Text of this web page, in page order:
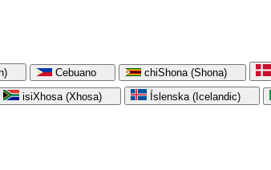
Cebuano chiShona (Shona)
isiXhosa (Xhosa) Íslenska (Icelandic)